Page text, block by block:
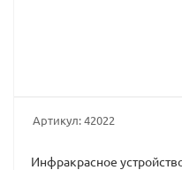
Артикул:42022
Инфракрасное